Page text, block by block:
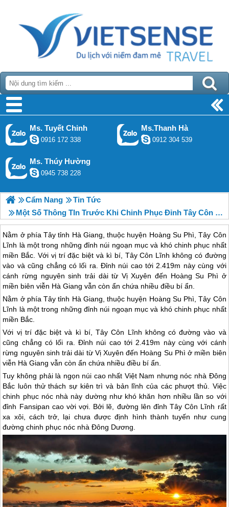
Ms. Tuyết Chinh
0916 172 338
Ms.Thanh Hà
0912 304 539
Ms. Thúy Hường
0945 738 228
Cẩm Nang
Tin Tức
Một Số Thông TIn Trước Khi Chinh Phục Đỉnh Tây Côn Lĩnh
Nằm ở phía Tây tỉnh Hà Giang, thuộc huyện Hoàng Su Phì, Tây Côn
Lĩnh là một trong những đỉnh núi ngoạn mục và khó chinh phục nhất
miền Bắc. Với vị trí đặc biệt và kì bí, Tây Côn Lĩnh không có đường
vào và cũng chẳng có lối ra. Đỉnh núi cao tới 2.419m này cùng với
cánh rừng nguyên sinh trải dài từ Vị Xuyên đến Hoàng Su Phì ở
miền biên viễn Hà Giang vẫn còn ẩn chứa nhiều điều bí ẩn.
Nằm ở phía Tây tỉnh Hà Giang, thuộc huyện Hoàng Su Phì, Tây Côn
Lĩnh là một trong những đỉnh núi ngoạn mục và khó chinh phục nhất
miền Bắc.
Với vị trí đặc biệt và kì bí, Tây Côn Lĩnh không có đường vào và
cũng chẳng có lối ra. Đỉnh núi cao tới 2.419m này cùng với cánh
rừng nguyên sinh trải dài từ Vị Xuyên đến Hoàng Su Phì ở miền biên
viễn Hà Giang vẫn còn ẩn chứa nhiều điều bí ẩn.
Tuy không phải là ngọn núi cao nhất Việt Nam nhưng nóc nhà Đông
Bắc luôn thử thách sự kiên trì và bản lĩnh của các phượt thủ. Việc
chinh phục nóc nhà này dường như khó khăn hơn nhiều lần so với
đỉnh Fansipan cao vời vợi. Bởi lẽ, đường lên đỉnh Tây Côn Lĩnh rất
xa xôi, cách trở, lại chưa được định hình thành tuyến như cung
đường chinh phục nóc nhà Đông Dương.